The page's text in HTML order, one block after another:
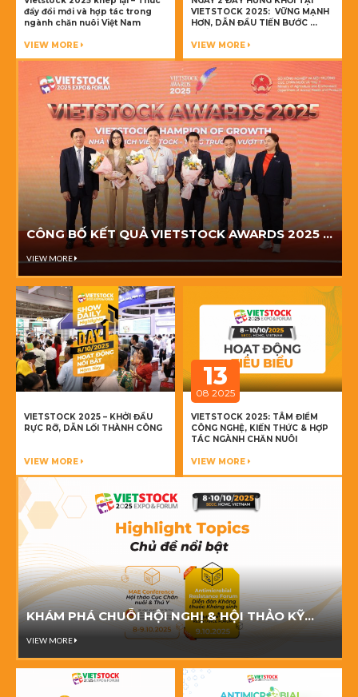
đẩy đổi mới và hợp tác trong
ngành chăn nuôi Việt Nam
VIEW MORE
VIETSTOCK 2025: VỮNG MẠNH
HƠN, DẪN ĐẦU TIẾN BƯỚC
NGÀNH CHĂN NUÔI!
VIEW MORE
CÔNG BỐ KẾT QUẢ VIETSTOCK AWARDS 2025 –
TÔN VINH NHỮNG NHÀ VÔ ĐỊCH CỦA NGÀNH
CHĂN NUÔI VIỆT NAM
VIEW MORE
VIETSTOCK 2025 – KHỞI ĐẦU
RỰC RỠ, DẪN LỐI THÀNH CÔNG
VIEW MORE
13
08 2025
VIETSTOCK 2025: TÂM ĐIỂM
CÔNG NGHỆ, KIẾN THỨC & HỢP
TÁC NGÀNH CHĂN NUÔI
VIEW MORE
KHÁM PHÁ CHUỖI HỘI NGHỊ & HỘI THẢO KỸ
THUẬT TẠI VIETSTOCK 2025
VIEW MORE